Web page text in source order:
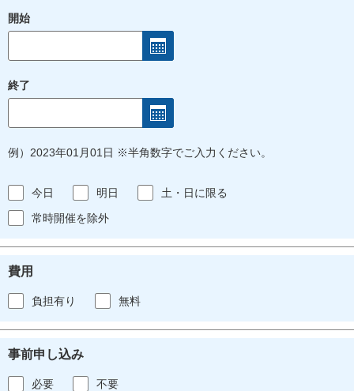
開始
終了
例）2023年01月01日 ※半角数字でご入力ください。
今日 明日
土・日に限る
常時開催を除外
費用
負担有り 無料
事前申し込み
必要 不要